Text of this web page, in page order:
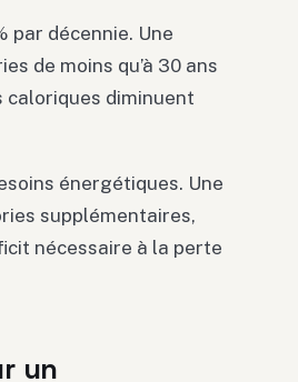
par décennie. Une
de moins qu’à 30 ans
caloriques diminuent
énergétiques. Une
supplémentaires,
nécessaire à la perte
un